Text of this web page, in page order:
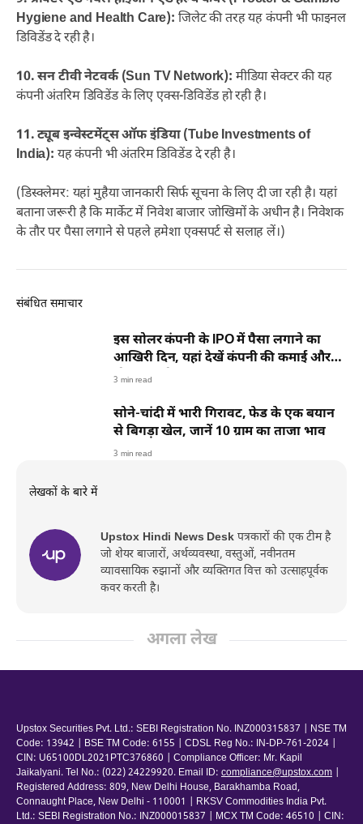
Hygiene and Health Care): जिलेट की तरह यह कंपनी भी फाइनल
डिविडेंड दे रही है।
10. सन टीवी नेटवर्क (Sun TV Network): मीडिया सेक्टर की यह
कंपनी अंतरिम डिविडेंड के लिए एक्स-डिविडेंड हो रही है।
11. ट्यूब इन्वेस्टमेंट्स ऑफ इंडिया (Tube Investments of
India): यह कंपनी भी अंतरिम डिविडेंड दे रही है।
(डिस्क्लेमर: यहां मुहैया जानकारी सिर्फ सूचना के लिए दी जा रही है। यहां
बताना जरूरी है कि मार्केट में निवेश बाजार जोखिमों के अधीन है। निवेशक
के तौर पर पैसा लगाने से पहले हमेशा एक्सपर्ट से सलाह लें।)
संबंधित समाचार
इस सोलर कंपनी के IPO में पैसा लगाने का
आखिरी दिन, यहां देखें कंपनी की कमाई और
ग्रोथ का ब्योरा
3 min read
सोने-चांदी में भारी गिरावट, फेड के एक बयान
से बिगड़ा खेल, जानें 10 ग्राम का ताजा भाव
3 min read
लेखकों के बारे में
Upstox Hindi News Desk पत्रकारों की एक टीम है
जो शेयर बाजारों, अर्थव्यवस्था, वस्तुओं, नवीनतम
व्यावसायिक रुझानों और व्यक्तिगत वित्त को उत्साहपूर्वक
कवर करती है।
अगला लेख
Upstox Securities Pvt. Ltd.: SEBI Registration No. INZ000315837 | NSE TM
Code: 13942 | BSE TM Code: 6155 | CDSL Reg No.: IN-DP-761-2024 |
CIN: U65100DL2021PTC376860 | Compliance Officer: Mr. Kapil
Jaikalyani. Tel No.: (022) 24229920. Email ID: compliance@upstox.com
Registered Address: 809, New Delhi House, Barakhamba Road,
Connaught Place, New Delhi - 110001 | RKSV Commodities India Pvt.
Ltd.: SEBI Registration No.: INZ000015837 | MCX TM Code: 46510 | CIN: